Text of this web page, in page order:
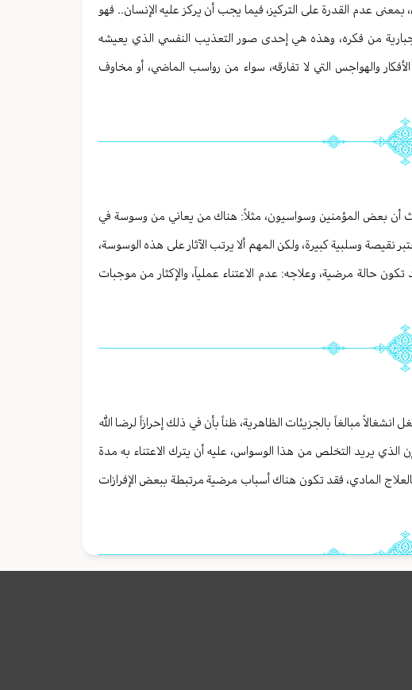
عدم القدرة على التركيز، فيما يجب أن يركز عليه الإنسان.. فهو
من فكره، وهذه هي إحدى صور التعذيب النفسي الذي يعيشه
والهواجس التي لا تفارقه، سواء من رواسب الماضي، أو مخاوف
أن بعض المؤمنين وسواسيون، مثلاً: هناك من يعاني من وسوسة في
نقيصة وسلبية كبيرة، ولكن المهم ألا يرتب الآثار على هذه الوسوسة،
حالة مرضية، وعلاجه: عدم الاعتناء عملياً، والإكثار من موجبات
مبالغاً بالجزيئات الظاهرية، ظناً بأن في ذلك إحرازاً لرضا الله
الذي يريد التخلص من هذا الوسواس، عليه أن يترك الاعتناء به مدة
المادي، فقد تكون هناك أسباب مرضية مرتبطة ببعض الإفرازات